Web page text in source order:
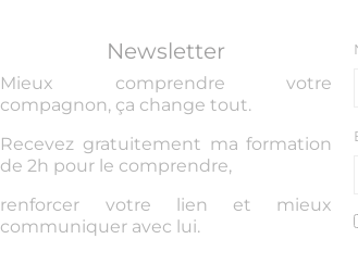
Newsletter
Mieux comprendre votre
compagnon, ça change tout.
Recevez gratuitement ma formation
de 2h pour le comprendre,
renforcer votre lien et mieux
communiquer avec lui.